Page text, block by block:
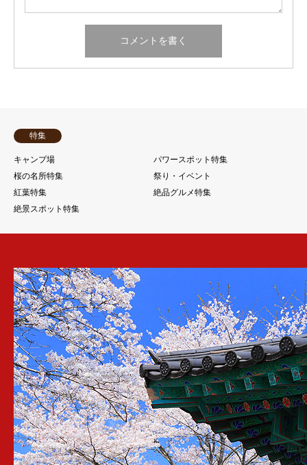
特集
キャンプ場
パワースポット特集
桜の名所特集
祭り・イベント
紅葉特集
絶品グルメ特集
絶景スポット特集